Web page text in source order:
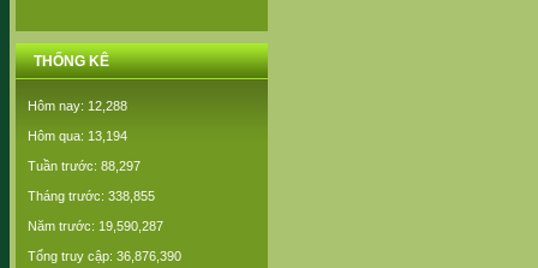
THỐNG KÊ
Hôm nay: 12,288
Hôm qua: 13,194
Tuần trước: 88,297
Tháng trước: 338,855
Năm trước: 19,590,287
Tổng truy cập: 36,876,390